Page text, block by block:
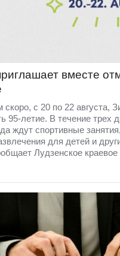
вместе
с 20 по 22 августа,
95-летие. В течение трех
ждут спортивные
для детей и
Лудзенское краевое